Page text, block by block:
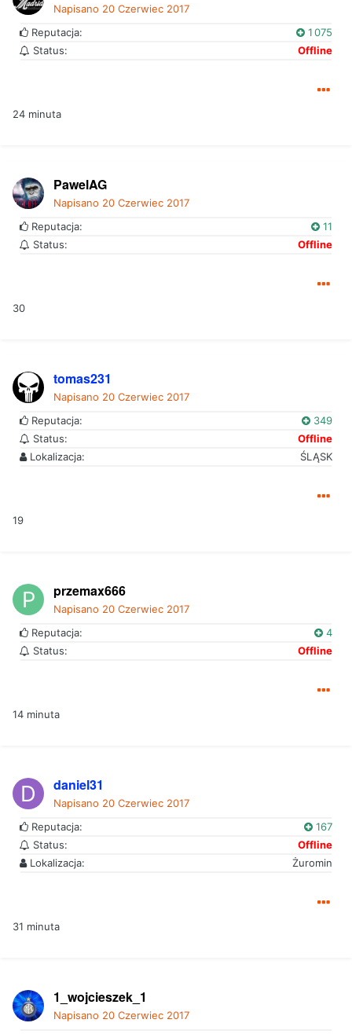
Napisano 20 Czerwiec 2017
Reputacja:
1 075
Status:
Offline
24 minuta
PawelAG
Napisano 20 Czerwiec 2017
Reputacja:
11
Status:
Offline
30
tomas231
Napisano 20 Czerwiec 2017
Reputacja:
349
Status:
Offline
Lokalizacja:
ŚLĄSK
19
przemax666
Napisano 20 Czerwiec 2017
Reputacja:
4
Status:
Offline
14 minuta
daniel31
Napisano 20 Czerwiec 2017
Reputacja:
167
Status:
Offline
Lokalizacja:
Żuromin
31 minuta
1_wojcieszek_1
Napisano 20 Czerwiec 2017